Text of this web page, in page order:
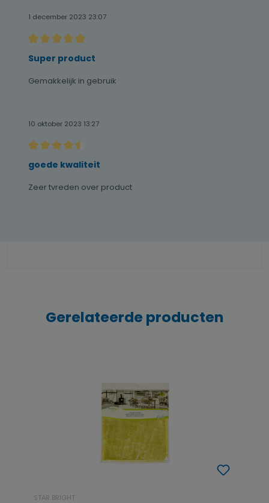
1 december 2023 23:07
Recensie met een waardering van 5 van de 5 sterren
Super product
Gemakkelijk in gebruik
10 oktober 2023 13:27
Recensie met een waardering van 4.5 van de 5 sterren
goede kwaliteit
Zeer tvreden over product
Gerelateerde producten
STAR BRIGHT